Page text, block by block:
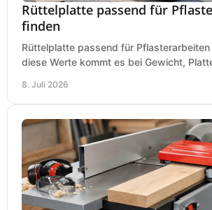
Rüttelplatte passend für
finden
Rüttelplatte passend für
diese Werte kommt es bei Gewicht,
8. Juli 2026